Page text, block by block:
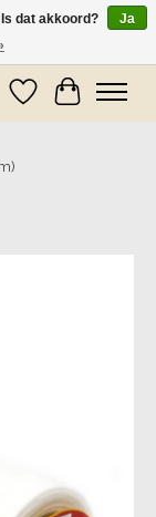
pakketjes verzonden
Verlanglijst
dat akkoord?
Ja